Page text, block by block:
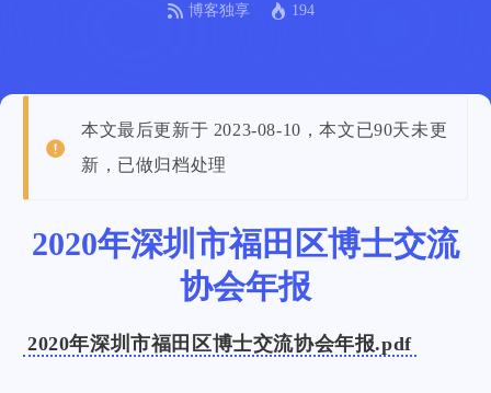
博客独享
194
本文最后更新于 2023-08-10，本文已90天未更
新，已做归档处理
2020年深圳市福田区博士交流
协会年报
2020年深圳市福田区博士交流协会年报.pdf